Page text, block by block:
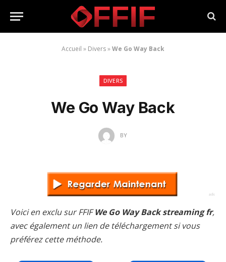
Accueil » Divers»We Go Way Back
DIVERS
We Go Way Back
BY
Voici en exclu sur FFIFWe Go Way Back streaming fr,
avec également un lien de téléchargement si vous
préférez cette méthode.